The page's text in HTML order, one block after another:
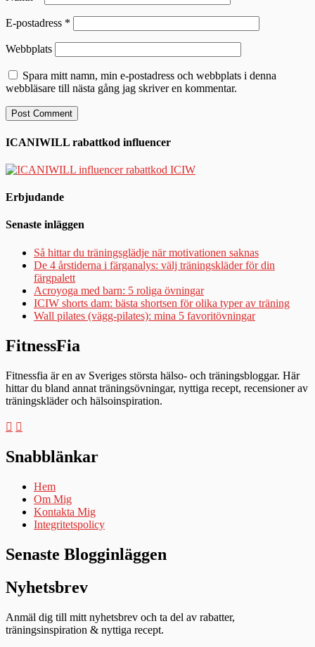
E-postadress *
Webbplats
Spara mitt namn, min e-postadress och webbplats i denna
webbläsare till nästa gång jag skriver en kommentar.
ICANIWILL rabattkod influencer
Erbjudande
Senaste inläggen
Så hittar du träningsglädje när motivationen saknas
De 4 årstiderna i färganalys: välj träningskläder för din
färgpalett
Acroyoga med barn: 5 roliga övningar
ICIW shorts dam: bästa shortsen för olika typer av träning
Wall pilates (vägg-pilates): mina 5 favoritövningar
FitnessFia
Fitnessfia är en av Sveriges största hälso- och träningsbloggar. Här
hittar du bland annat träningsövningar, nyttiga recept, recensioner av
träningskläder och hälsoinspiration.
Snabblänkar
Hem
Om Mig
Kontakta Mig
Integritetspolicy
Senaste Blogginläggen
Nyhetsbrev
Anmäl dig till mitt nyhetsbrev och ta del av rabatter,
träningsinspiration & nyttiga recept.